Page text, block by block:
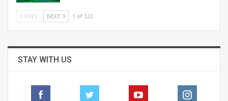
PREV NEXT 1 of 122
STAY WITH US